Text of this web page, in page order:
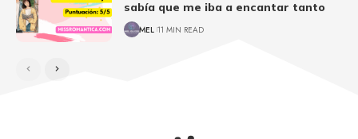
sabía que me iba a encantar tanto
MEL 11 MIN READ